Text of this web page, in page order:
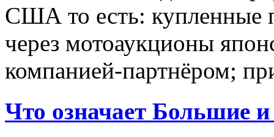
США то есть: купленные
через мотоаукционы
компанией-партнёром;
Что означает Большие